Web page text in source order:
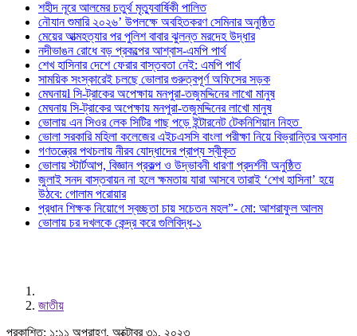
শহীদ নূরে আলমের চতুর্থ মৃত্যুবার্ষিকী পালিত
নৌযান শুমারি ২০২৬’ উপলক্ষে অবহিতকরণ সেমিনার অনুষ্ঠিত
মেয়ের আত্মহত্যার পর পুলিশ বাবার ঝুলন্ত মরদেহ উদ্ধার
নদীভাঙন রোধে বড় প্রকল্পের আশ্বাস-এমপি পার্থ
শেখ হাসিনার দেশে ফেরার বাস্তবতা নেই: এমপি পার্থ
সাময়িক সংস্কারেই চলছে ভোলার গুরুত্বপূর্ণ অফিসের সড়ক
মেঘনায়l সি-ট্রাকের অপেক্ষায় মনপুরা-তজুমদ্দিনের লাখো মানুষ
মেঘনায় সি-ট্রাকের অপেক্ষায় মনপুরা-তজুমদ্দিনের লাখো মানুষ
ভোলায় এন সিওর লেক সিটির গাছ পড়ে ইন্টারনেট টেকনিশিয়ান নিহত
ভোলা সরকারি মহিলা কলেজের এইচএসসি বাংলা পরীক্ষা নিয়ে বিভ্রান্তির অবসান
গণতন্ত্রের পথচলায় নীরব যোদ্ধাদের প্রাপ্য স্বীকৃত
ভোলায় স্টার্টআপ, বিজ্ঞান প্রকল্প ও উদ্ভাবনী ধারণা প্রদর্শনী অনুষ্ঠিত
জুলাই সনদ বাস্তবায়ন না হলে ক্ষমতায় যারা আসবে তারাই ‘শেখ হাসিনা’ হয়ে
উঠবে: গোলাম পরোয়ার
প্রধান শিক্ষক নিয়োগে স্বচ্ছতা চায় সচেতন মহল”- মো: আশরাফুল আলম
ভোলায় চর দখলকে কেন্দ্র করে গুলিবিদ্ধ-১
জাতীয়
প্রকাশিত: ১:১১ অপরাহ্ণ, অক্টোবর ৩১, ২০২৩